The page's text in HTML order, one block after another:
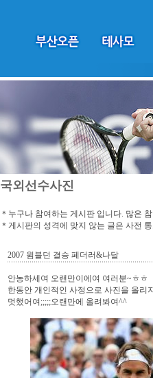
국외선수사진
＊누구나 참여하는 게시판 입니다. 많은
＊게시판의 성격에 맞지 않는 글은 사전
2007 윔블던 결승 페더러&나달
안농하세여 오랜만이에여 여러분~ㅎㅎ
한동안 개인적인 사정으로 사진을 올리
멋했어여;;;;;오랜만에 올려봐여^^